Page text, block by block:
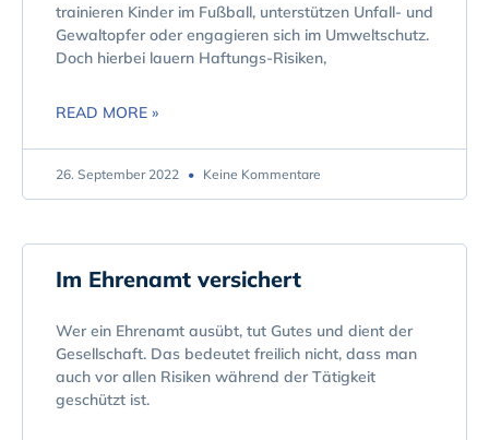
trainieren Kinder im Fußball, unterstützen Unfall- und
Gewaltopfer oder engagieren sich im Umweltschutz.
Doch hierbei lauern Haftungs-Risiken,
READ MORE »
26. September 2022 Keine Kommentare
Im Ehrenamt versichert
Wer ein Ehrenamt ausübt, tut Gutes und dient der
Gesellschaft. Das bedeutet freilich nicht, dass man
auch vor allen Risiken während der Tätigkeit
geschützt ist.